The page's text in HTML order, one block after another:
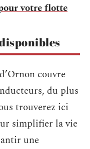
votre flotte
couvre
du plus
trouverez ici
simplifier la vie
une